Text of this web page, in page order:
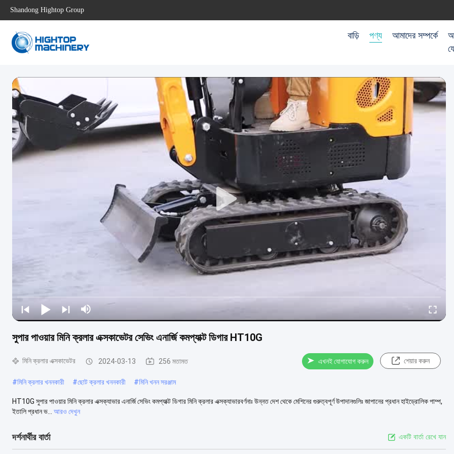
Shandong Hightop Group
বাড়ি পণ্য আমাদের সম্পর্কে
সুপার পাওয়ার মিনি ক্রলার এক্সকাভেটর সেভিং এনার্জি কমপ্যাক্ট ডিগার HT10G
মিনি ক্রলার এক্সকাভেটর 2024-03-13 256 মতামত এখনই যোগাযোগ করুন শেয়ার করুন
#মিনি ক্রলার খননকারী #ছোট ক্রলার খননকারী #মিনি খনন সরঞ্জাম
HT10G সুপার পাওয়ার মিনি ক্রলার এক্সক্যাভার এনার্জি সেভিং কমপ্যাক্ট ডিগার মিনি ক্রলার এক্সক্যাভারবর্ণনাঃ উন্নত দেশ থেকে মেশিনের গুরুত্বপূর্ণ উপাদানগুলিঃ জাপানের প্রধান হাইড্রোলিক পাম্প,
ইতালি প্রধান ভ...
আরও দেখুন
দর্শনার্থীর বার্তা একটি বার্তা রেখে যান